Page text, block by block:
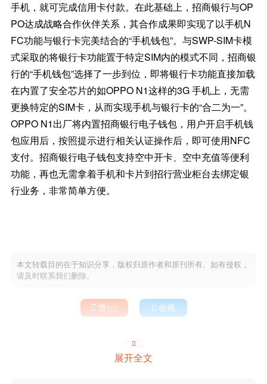
手机，就可完成信用卡付款。在此基础上，招商银行与OP
PO达成战略合作伙伴关系，其合作成果即实现了以手机N
FC功能与银行卡完美结合的“手机钱包”。与SWP-SIM卡模
式采取的将银行卡功能置于特定SIM内的模式不同，招商银
行的“手机钱包”选择了一步到位，即将银行卡功能直接加载
在内置了安全芯片的如OPPO N1这样的3G 手机上，无需
更换特定的SIM卡，从而实现手机与银行卡的“合二为一”。
OPPO N1出厂将内置招商银行电子钱包，用户开启手机钱
包应用后，按照提示进行相关认证操作后，即可使用NFC
支付。招商银行电子钱包支持空中开卡、空中充值等便利
功能，再也无需拿着手机和卡片到招行营业柜台去绑定银
行业务，非常简单方便。
本文转载目的在于知识分享，版权归原作者和原刊所有。如有侵权，
请及时联系我们删除。
 赞()  收藏

展开全文